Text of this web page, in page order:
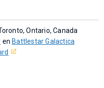
Ontario, Canada
en Battlestar Galactica